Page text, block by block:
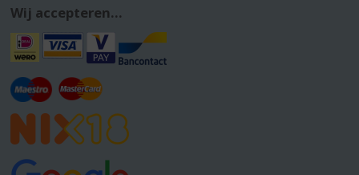
Wij accepteren...